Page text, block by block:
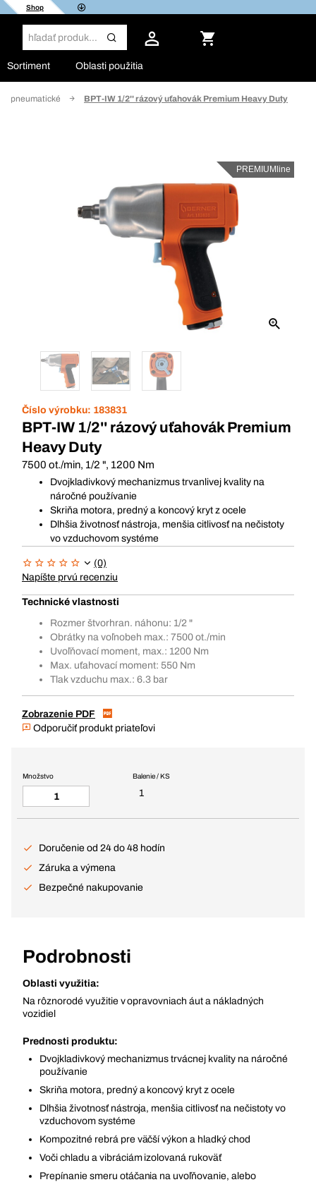
Shop
Sortiment Oblasti použitia
pneumatické BPT-IW 1/2'' rázový uťahovák Premium Heavy Duty
PREMIUMline
Číslo výrobku: 183831
BPT-IW 1/2'' rázový uťahovák Premium
Heavy Duty
7500 ot./min, 1/2 ", 1200 Nm
Dvojkladivkový mechanizmus trvanlivej kvality na
náročné používanie
Skriňa motora, predný a koncový kryt z ocele
Dlhšia životnosť nástroja, menšia citlivosť na nečistoty
vo vzduchovom systéme
(0)
Napíšte prvú recenziu
Technické vlastnosti
Rozmer štvorhran. náhonu: 1/2 "
Obrátky na voľnobeh max.: 7500 ot./min
Uvoľňovací moment, max.: 1200 Nm
Max. uťahovací moment: 550 Nm
Tlak vzduchu max.: 6.3 bar
Zobrazenie PDF
Odporučiť produkt priateľovi
Balenie / KS
1
Množstvo
Doručenie od 24 do 48 hodín
Záruka a výmena
Bezpečné nakupovanie
Podrobnosti
Oblasti využitia:
Na rôznorodé využitie v opravovniach áut a nákladných
vozidiel
Prednosti produktu:
Dvojkladivkový mechanizmus trvácnej kvality na náročné
používanie
Skriňa motora, predný a koncový kryt z ocele
Dlhšia životnosť nástroja, menšia citlivosť na nečistoty vo
vzduchovom systéme
Kompozitné rebrá pre väčší výkon a hladký chod
Voči chladu a vibráciám izolovaná rukoväť
Prepínanie smeru otáčania na uvoľňovanie, alebo